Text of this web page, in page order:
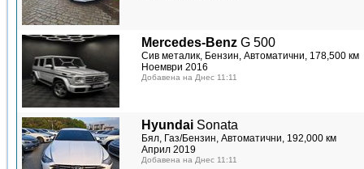
Mercedes-Benz G 500
Сив металик, Бензин, Автоматични, 178,500 км
Ноември 2016
Добавена на Днес 11:11
Hyundai Sonata
Бял, Газ/Бензин, Автоматични, 192,000 км
Април 2019
Добавена на Днес 11:11